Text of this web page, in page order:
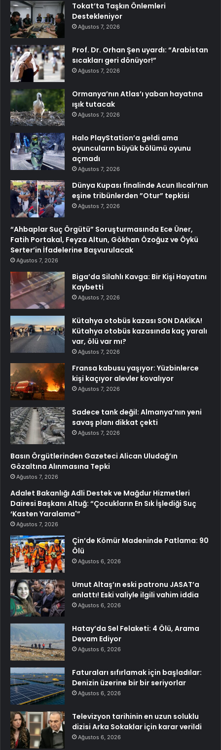
Tokat’ta Taşkın Önlemleri
Destekleniyor
Ağustos 7, 2026
Prof. Dr. Orhan Şen uyardı: “Arabistan
sıcakları geri dönüyor!”
Ağustos 7, 2026
Ormanya’nın Atlas’ı yaban hayatına
ışık tutacak
Ağustos 7, 2026
Halo PlayStation’a geldi ama
oyuncuların büyük bölümü oyunu
açmadı
Ağustos 7, 2026
Dünya Kupası finalinde Acun Ilıcalı’nın
eşine tribünlerden ”Otur” tepkisi
Ağustos 7, 2026
“Ahbaplar Suç Örgütü” Soruşturmasında Ece Üner,
Fatih Portakal, Feyza Altun, Gökhan Özoğuz ve Öykü
Serter’in İfadelerine Başvurulacak
Ağustos 7, 2026
Biga’da Silahlı Kavga: Bir Kişi Hayatını
Kaybetti
Ağustos 7, 2026
Kütahya otobüs kazası SON DAKİKA!
Kütahya otobüs kazasında kaç yaralı
var, ölü var mı?
Ağustos 7, 2026
Fransa kabusu yaşıyor: Yüzbinlerce
kişi kaçıyor alevler kovalıyor
Ağustos 7, 2026
Sadece tank değil: Almanya’nın yeni
savaş planı dikkat çekti
Ağustos 7, 2026
Basın Örgütlerinden Gazeteci Alican Uludağ’ın
Gözaltına Alınmasına Tepki
Ağustos 7, 2026
Adalet Bakanlığı Adli Destek ve Mağdur Hizmetleri
Dairesi Başkanı Altuğ: “Çocukların En Sık İşlediği Suç
‘Kasten Yaralama'”
Ağustos 7, 2026
Çin’de Kömür Madeninde Patlama: 90
Ölü
Ağustos 6, 2026
Umut Altaş’ın eski patronu JASAT’a
anlattı! Eski valiyle ilgili vahim iddia
Ağustos 6, 2026
Hatay’da Sel Felaketi: 4 Ölü, Arama
Devam Ediyor
Ağustos 6, 2026
Faturaları sıfırlamak için başladılar:
Denizin üzerine bir bir seriyorlar
Ağustos 6, 2026
Televizyon tarihinin en uzun soluklu
dizisi Arka Sokaklar için karar verildi
Ağustos 6, 2026